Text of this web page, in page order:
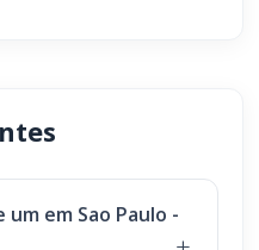
em Sao Paulo -